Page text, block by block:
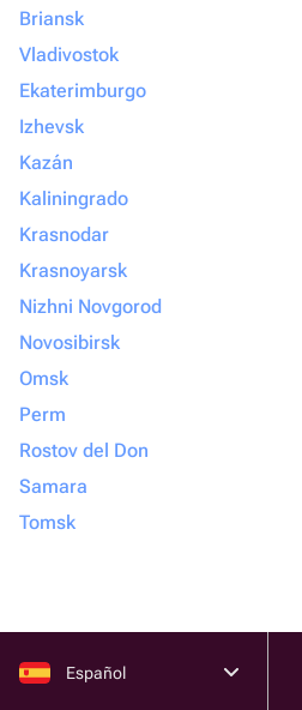
Briansk
Vladivostok
Ekaterimburgo
Izhevsk
Kazán
Kaliningrado
Krasnodar
Krasnoyarsk
Nizhni Novgorod
Novosibirsk
Omsk
Perm
Rostov del Don
Samara
Tomsk
Español